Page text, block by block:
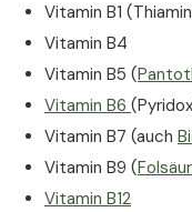
Vitamin B1
Vitamin B4
Vitamin B5 (
Vitamin B6
Vitamin B7 (auch
Vitamin B9 (
Vitamin B12